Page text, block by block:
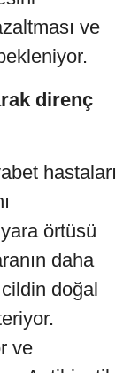
ve
direnç
hastaları
örtüsü
daha
cildin doğal
ve